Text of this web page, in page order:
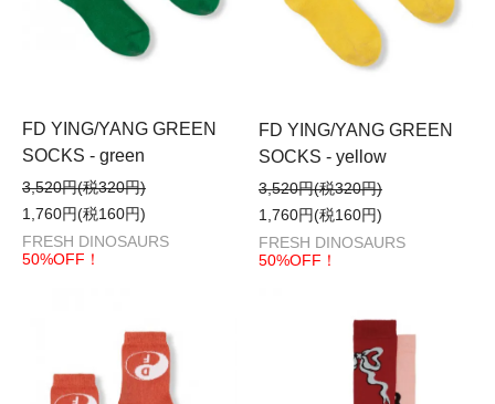
FD YING/YANG GREEN
SOCKS - green
3,520円(税320円)
1,760円(税160円)
FRESH DINOSAURS
50%OFF！
FD YING/YANG GREEN
SOCKS - yellow
3,520円(税320円)
1,760円(税160円)
FRESH DINOSAURS
50%OFF！